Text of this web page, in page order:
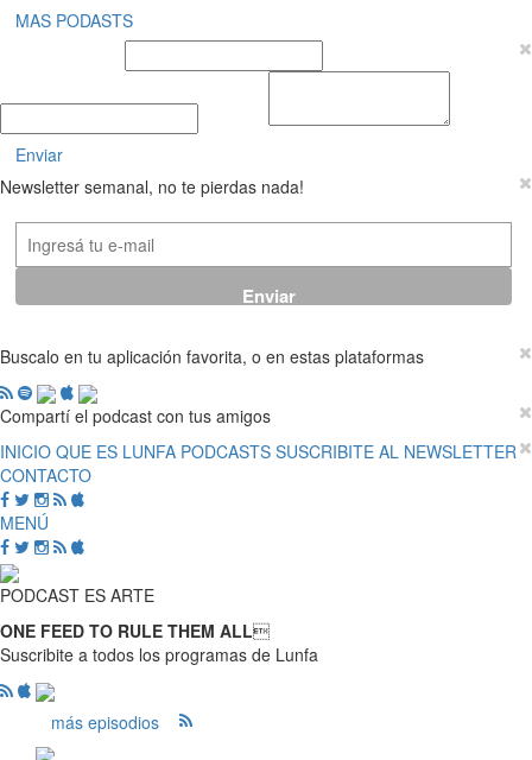
MAS PODASTS
Enviar
Newsletter semanal, no te pierdas nada!
Buscalo en tu aplicación favorita, o en estas plataformas
Compartí el podcast con tus amigos
INICIO QUE ES LUNFA PODCASTS SUSCRIBITE AL NEWSLETTER
CONTACTO
MENÚ
PODCAST ES ARTE
ONE FEED TO RULE THEM ALL
Suscribite a todos los programas de Lunfa
más episodios